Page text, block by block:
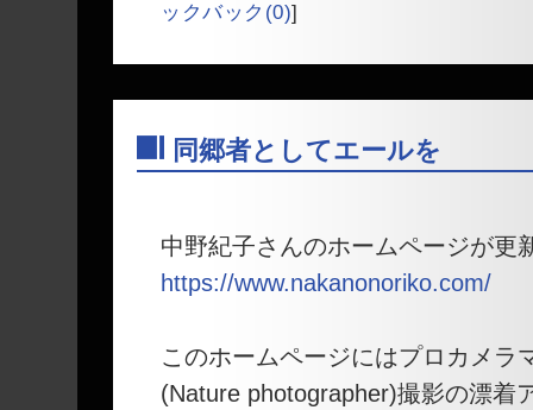
ックバック(0)]
同郷者としてエールを
中野紀子さんのホームページが更
https://www.nakanonoriko.com/
このホームページにはプロカメラ
(Nature photographer)撮影の漂着